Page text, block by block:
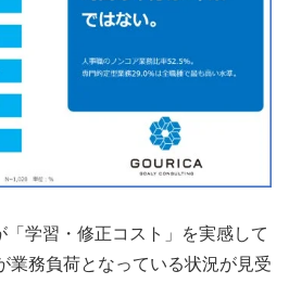
「学習・修正コスト」を実感して
業務負荷となっている状況が見受